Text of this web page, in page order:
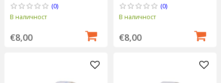
(0)
В наличност
€8,00
(0)
В наличност
€8,00